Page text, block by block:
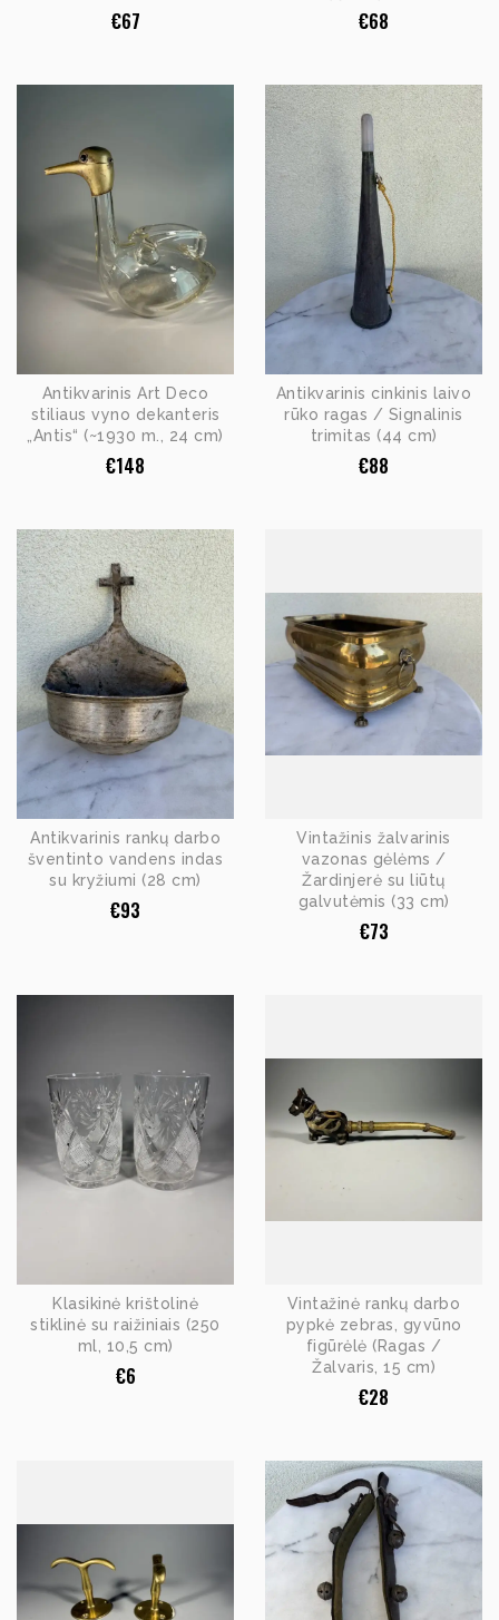
€67 €68
Antikvarinis Art Deco
stiliaus vyno dekanteris
„Antis“ (~1930 m., 24 cm)
€148
Antikvarinis cinkinis laivo
rūko ragas / Signalinis
trimitas (44 cm)
€88
Antikvarinis rankų darbo
šventinto vandens indas
su kryžiumi (28 cm)
€93
Vintažinis žalvarinis
vazonas gėlėms /
Žardinjerė su liūtų
galvutėmis (33 cm)
€73
Klasikinė krištolinė
stiklinė su raižiniais (250
ml, 10,5 cm)
€6
Vintažinė rankų darbo
pypkė zebras, gyvūno
figūrėlė (Ragas /
Žalvaris, 15 cm)
€28